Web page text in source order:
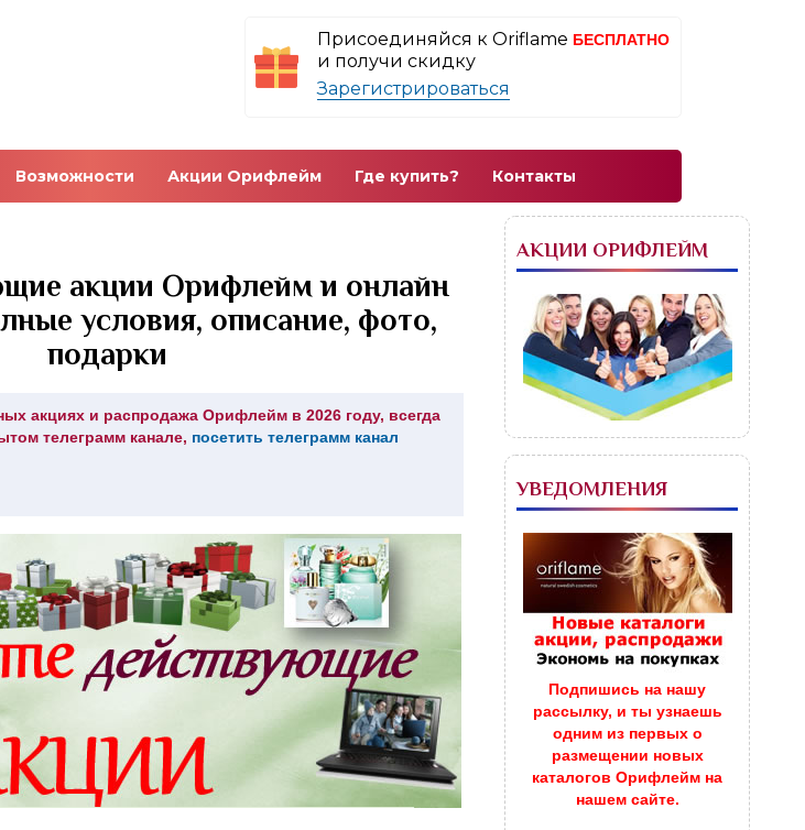
Присоединяйся к Oriflame БЕСПЛАТНО
и получи скидку
Зарегистрироваться
Возможности Акции Орифлейм Где купить? Контакты
акции Орифлейм и онлайн
условия, описание, фото,
подарки
акциях и распродажа Орифлейм в 2026 году, всегда
телеграмм канале, посетить телеграмм канал
АКЦИИ ОРИФЛЕЙМ
УВЕДОМЛЕНИЯ
Подпишись на нашу
рассылку, и ты узнаешь
одним из первых о
размещении новых
каталогов Орифлейм на
нашем сайте.